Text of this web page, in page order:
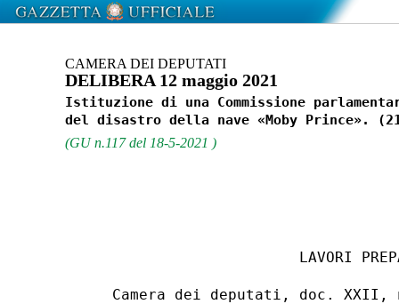
CAMERA DEI DEPUTATI
DELIBERA 12 maggio 2021
Istituzione di una Commissione
(GU n.117 del 18-5-2021 )
LAVORI
Camera dei deputati, doc.